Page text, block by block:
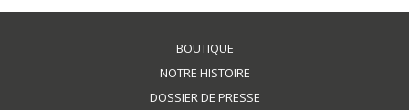
BOUTIQUE
NOTRE HISTOIRE
DOSSIER DE PRESSE